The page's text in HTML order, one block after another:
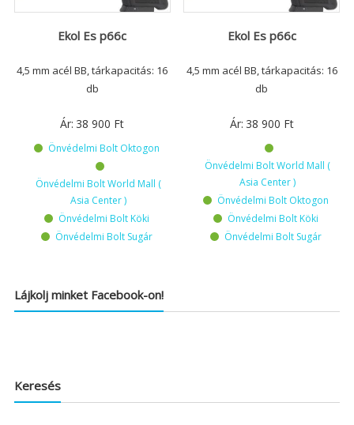
Ekol Es p66c
4,5 mm acél BB, tárkapacitás: 16
db
Ár: 38 900 Ft
Önvédelmi Bolt Oktogon
Önvédelmi Bolt World Mall (
Asia Center )
Önvédelmi Bolt Köki
Önvédelmi Bolt Sugár
Ekol Es p66c
4,5 mm acél BB, tárkapacitás: 16
db
Ár: 38 900 Ft
Önvédelmi Bolt World Mall (
Asia Center )
Önvédelmi Bolt Oktogon
Önvédelmi Bolt Köki
Önvédelmi Bolt Sugár
Lájkolj minket Facebook-on!
Keresés